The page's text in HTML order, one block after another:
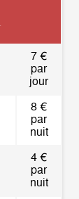
7 €
par
jour
8 €
par
nuit
4 €
par
nuit